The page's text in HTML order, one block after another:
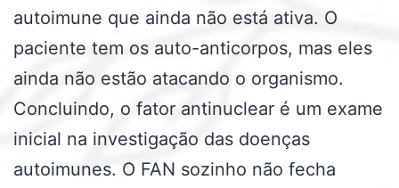
autoimune que ainda não está ativa. O
paciente tem os auto-anticorpos, mas eles
ainda não estão atacando o organismo.
Concluindo, o fator antinuclear é um exame
inicial na investigação das doenças
autoimunes. O FAN sozinho não fecha